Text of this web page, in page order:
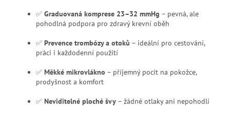
✅ Graduovaná komprese 23–32 mmHg – pevná, ale
pohodlná podpora pro zdravý krevní oběh
✅ Prevence trombózy a otoků – ideální pro cestování,
práci i každodenní použití
✅ Měkké mikrovlákno – příjemný pocit na pokožce,
prodyšnost a komfort
✅ Neviditelné ploché švy – žádné otlaky ani nepohodlí